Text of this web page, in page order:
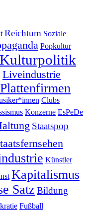
Reichtum Soziale
Popkultur
Kulturpolitik
Liveindustrie
Plattenfirmen
Clubs
Konzerne EsPeDe
Staatspop
Künstler
Kapitalismus
Satz Bildung
Fußball